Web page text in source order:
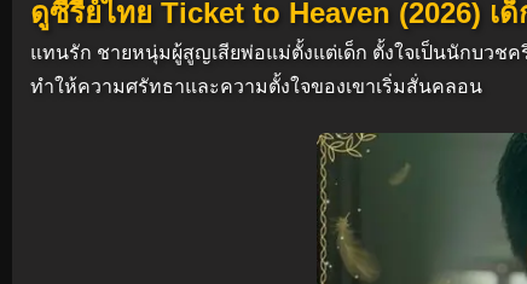
ดูซีรี่ย์ไทย Ticket to Heaven (2026) เ
แทนรัก ชายหนุ่มผู้สูญเสียพ่อแม่ตั้งแต่เด็ก ตั้งใจเป็นนักบวช
ทำให้ความศรัทธาและความตั้งใจของเขาเริ่มสั่นคลอน